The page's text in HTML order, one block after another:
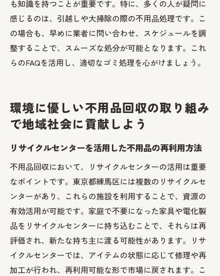
も知識を持つことが重要です。特に、多くの人が疑問に
感じるのは、引越しや大掃除の際の不用品処理です。こ
の場合も、早めに業者に問い合わせ、スケジュールを調
整することで、スムーズな処分が可能となります。これ
らのFAQを活用し、適切なゴミ処理を心がけましょう。
環境に優しい不用品回収の取り組み
で地域社会に貢献しよう
リサイクルセンターを活用した不用品の再利用方法
不用品回収において、リサイクルセンターの活用は重要
なポイントです。東京都練馬区には複数のリサイクルセ
ンターがあり、これらの施設を利用することで、資源の
有効活用が可能です。家庭で不要になった家具や電化製
品をリサイクルセンターに持ち込むことで、それらは再
評価され、新たな持ち主に渡る可能性があります。リサ
イクルセンターでは、アイテムの状態に応じて修理や再
加工が行われ、再利用可能な形で市場に戻されます。こ